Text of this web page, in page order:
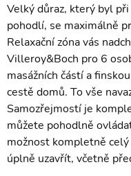
Velký důraz, který byl
pohodlí, se maximálně
Relaxační zóna vás
Villeroy&Boch pro 6
masážních částí a
cestě domů. To vše
Samozřejmostí je
můžete pohodlně
možnost kompletně
úplně uzavřít, včetně